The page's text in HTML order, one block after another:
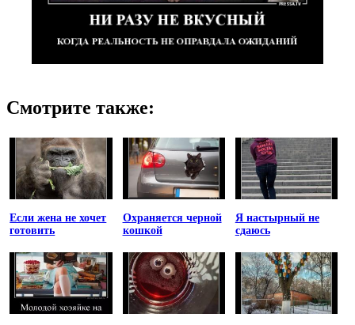
Смотрите также:
Если жена не хочет
готовить
Охраняется черной
кошкой
Я настырный не
сдаюсь